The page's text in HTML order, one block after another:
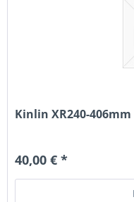
Kinlin XR240-406mm
40,00 € *